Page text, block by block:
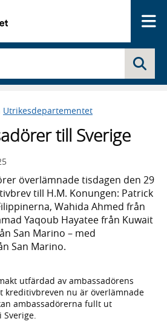
Utrikesdepartementet
till Sverige
överlämnade tisdagen den 29
till H.M. Konungen: Patrick
Wahida Ahmed från
Yaqoub Hayatee från Kuwait
San Marino – med
San Marino.
utfärdad av ambassadörens
kreditivbreven nu är överlämnade
ambassadörerna fullt ut